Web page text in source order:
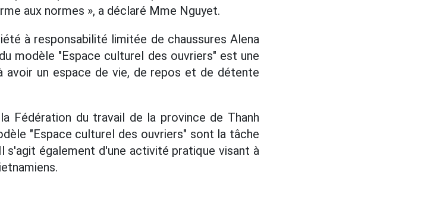
aux normes », a déclaré Mme Nguyet.
à responsabilité limitée de chaussures Alena
modèle "Espace culturel des ouvriers" est une
un espace de vie, de repos et de détente
Fédération du travail de la province de Thanh
"Espace culturel des ouvriers" sont la tâche
s'agit également d'une activité pratique visant à